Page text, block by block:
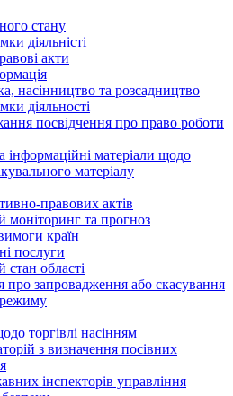
стану
діяльністі
акти
насінництво та розсадництво
діяльності
посвідчення про право роботи
інформаційні матеріали щодо
матеріалу
правових актів
моніторинг та прогноз
країн
послуги
стан області
про запровадження або скасування
торгівлі насінням
з визначення посівних
інспекторів управління